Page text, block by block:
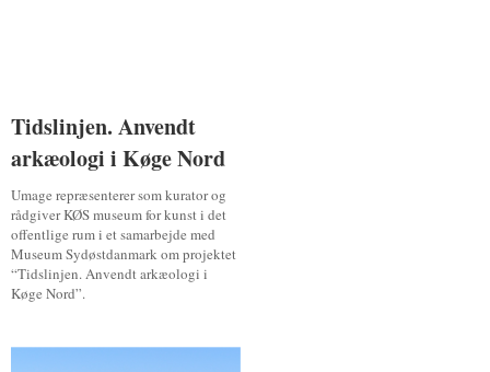
Tidslinjen. Anvendt
arkæologi i Køge Nord
Umage repræsenterer som kurator og
rådgiver KØS museum for kunst i det
offentlige rum i et samarbejde med
Museum Sydøstdanmark om projektet
“Tidslinjen. Anvendt arkæologi i
Køge Nord”.
Tidslinjen. Anvendt
arkæologi i Køge Nord